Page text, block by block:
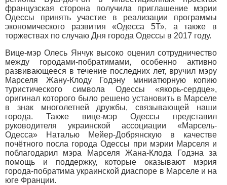
французская сторона получила приглашение мэрии
Одессы принять участие в реализации программы
экономического развития «Одесса 5Т», а также в
торжествах по случаю Дня города Одессы в 2017 году.
Вице-мэр Олесь Янчук высоко оценил сотрудничество
между городами-побратимами, особенно активно
развивающееся в течение последних лет, вручил мэру
Марселя Жану-Клоду Годэну миниатюрную копию
туристического символа Одессы «якорь-сердце»,
оригинал которого было решено установить в Марселе
в знак многолетней дружбы, связывающей наши
города. Также вице-мэр Одессы представил
руководителя украинской ассоциации «Марсель-
Одесса» Наталью Мейер-Добрянскую в качестве
почётного посла города Одессы при мэрии Марселя и
поблагодарил мэра Марселя Жана-Клода Годэна за
помощь и поддержку, которые оказывают мэрия
города-побратима украинской диаспоре в Марселе и на
юге Франции.